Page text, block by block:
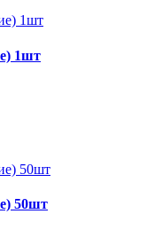
1шт
50шт